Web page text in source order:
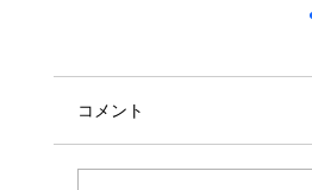
手話と笑いの架け橋
コメント